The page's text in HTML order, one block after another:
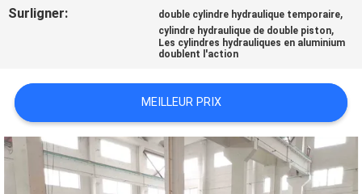
LA
QUALITÉ
NOUS
Surligner: double cylindre hydraulique temporaire,
cylindre hydraulique de double piston,
Les cylindres hydrauliques en aluminium
doublent l'action
MEILLEUR PRIX